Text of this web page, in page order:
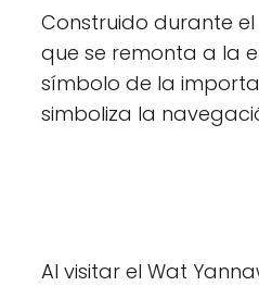
Construido durante el
que se remonta a la
símbolo de la
simboliza la
Al visitar el Wat